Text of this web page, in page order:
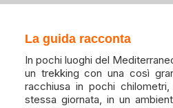
La guida racconta
In pochi luoghi del
un trekking con una così
racchiusa in pochi
stessa giornata, in un